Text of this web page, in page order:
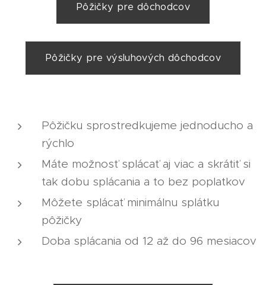
Pôžičky pre dôchodcov
Pôžičky pre výsluhových dôchodcov
Pôžičku sprostredkujeme jednoducho a
rýchlo
Máte možnosť splácať aj viac a skrátiť si
tak dobu splácania a to bez poplatkov
Môžete splácať minimálnu splátku
pôžičky
Doba splácania od 12 až do 96 mesiacov